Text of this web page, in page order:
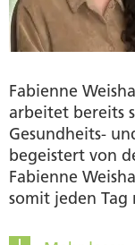
Fabienne
arbeitet bereits
Gesundheits-
begeistert von
Fabienne
somit jeden
Sie gerne im